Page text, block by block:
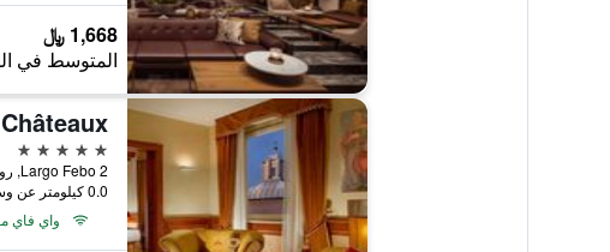
1,668 ﷼
المتوسط في
5 نجوم
Largo Febo 2, روما, إيطاليا
0.0 كيلومتر عن وسط المدينة
واي فاي